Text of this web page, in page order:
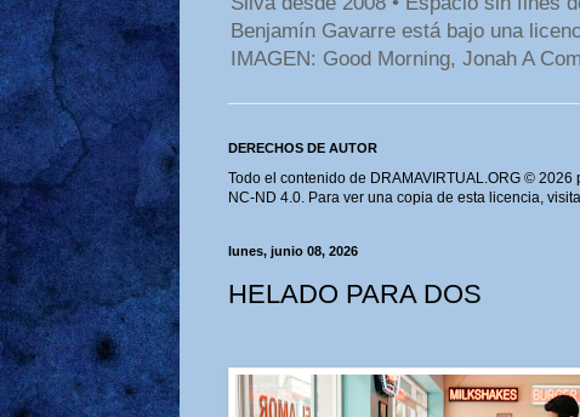
Benjamín Gavarre está bajo una
IMAGEN: Good Morning, Jonah A
DERECHOS DE AUTOR
Todo el contenido de DRAMAVIRTUAL.ORG ©
NC-ND 4.0. Para ver una copia de esta licencia,
lunes, junio 08, 2026
HELADO PARA DOS